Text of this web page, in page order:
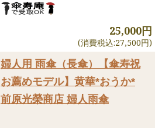
25,000円
(消費税込:27,500円)
婦人用 雨傘（長傘）
【傘寿祝
お薦めモデル】黄華*おうか*
前原光榮商店 婦人雨傘